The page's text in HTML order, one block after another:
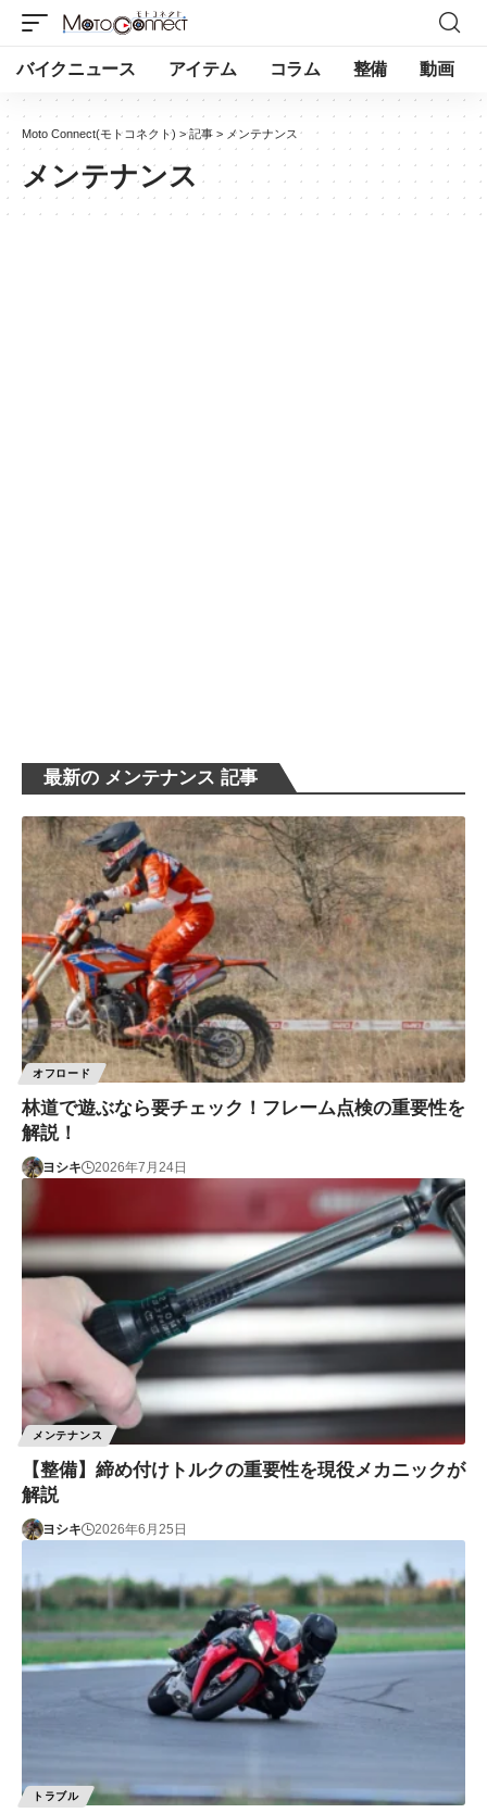
バイクニュース アイテム コラム 整備 動画
Moto Connect(モトコネクト) >記事 > メンテナンス
メンテナンス
最新の メンテナンス 記事
オフロード
林道で遊ぶなら要チェック！フレーム点検の重要性を
解説！
ヨシキ 2026年7月24日
メンテナンス
【整備】締め付けトルクの重要性を現役メカニックが
解説
ヨシキ 2026年6月25日
トラブル